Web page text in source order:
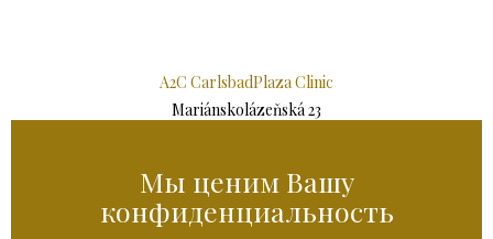
A2C CarlsbadPlaza Clinic
Mariánskolázeňská 23
A2C Imperial Karlovy Vary
Мы ценим Вашу
конфиденциальность